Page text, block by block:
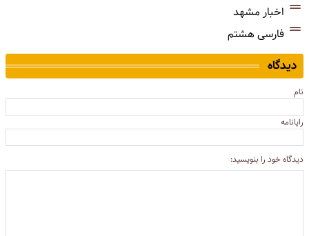
اخبار مشهد
فارسی هشتم
دیدگاه
نام
رایانامه
دیدگاه خود را بنویسید: